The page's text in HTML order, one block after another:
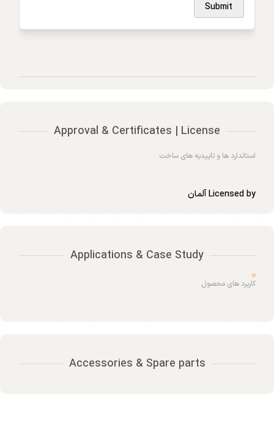
Submit
Approval & Certificates | License
استاندارد ها و تاییدیه های ساخت
Licensed by آلمان
Applications & Case Study
کاربرد های محصول
Accessories & Spare parts